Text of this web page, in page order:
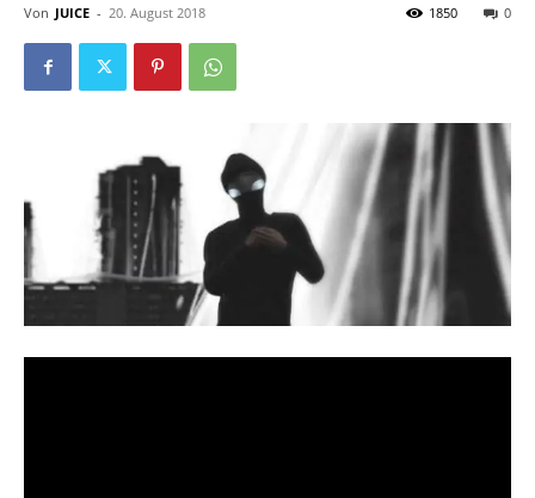
Von JUICE - 20. August 2018 0
1850